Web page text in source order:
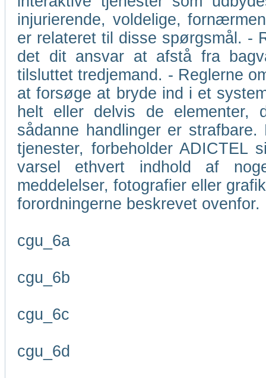
injurierende, voldelige,
er relateret til disse spørgsmål. -
det dit ansvar at afstå fra
tilsluttet tredjemand. - Reglerne
at forsøge at bryde ind i et
helt eller delvis de elementer,
sådanne handlinger er
tjenester, forbeholder ADICTEL
varsel ethvert indhold af
meddelelser, fotografier eller
forordningerne beskrevet ovenfor.
cgu_6a
cgu_6b
cgu_6c
cgu_6d